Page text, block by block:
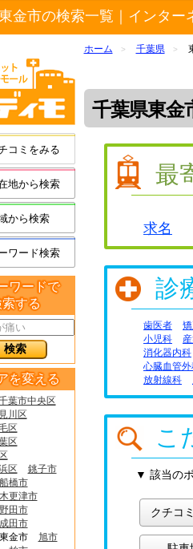
金市の検索一覧｜インタ
コミをみる
地から検索
から検索
ワード検索
ワードで
する
を変える
葉市中央区
川区
区
区
区
銚子市
船橋市
木更津市
野田市
成田市
東金市
旭市
ホーム > 千葉県 >
千葉県東
最
求名
診
歯医者
小児科
消化器内科
心臓血管
放射線科
こ
▼ 該当の
クチコ